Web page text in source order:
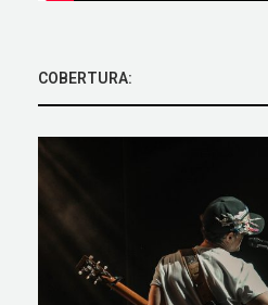
COBERTURA: